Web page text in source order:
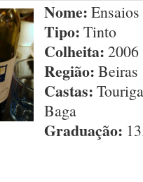
Nome:
Tipo: Tinto
Colheita: 2006
Região: Beiras
Castas:
Baga
Graduação: